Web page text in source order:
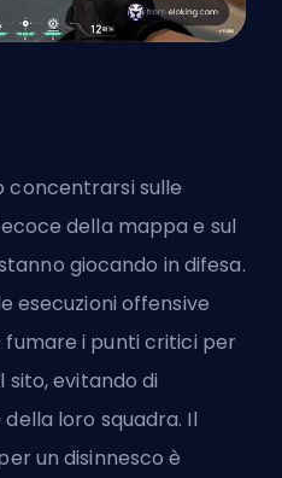
sulle
della mappa e sul
giocando in difesa.
esecuzioni offensive
i punti critici per
evitando di
loro squadra. Il
un disinnesco è